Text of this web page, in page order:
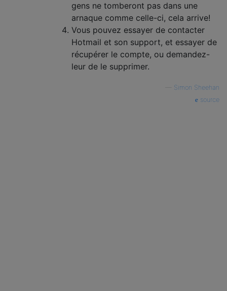
gens ne tomberont pas dans une
arnaque comme celle-ci, cela arrive!
Vous pouvez essayer de contacter
Hotmail et son support, et essayer de
récupérer le compte, ou demandez-
leur de le supprimer.
Simon Sheehan
source